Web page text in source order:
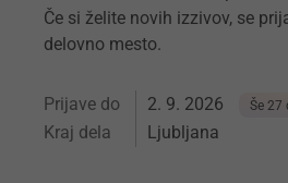
Če si želite novih izzivov, se
delovno mesto.
Prijave do 2. 9. 2026 Še 27
Kraj dela Ljubljana